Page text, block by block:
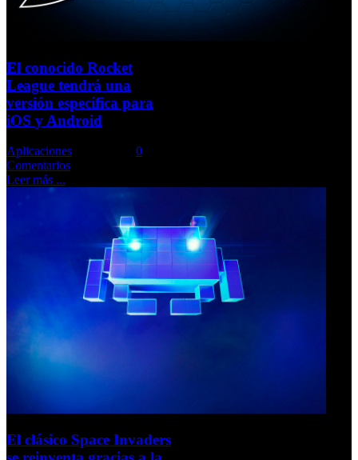
El conocido Rocket
League tendrá una
versión específica para
iOS y Android
Aplicaciones
0
Comentarios
Leer más ...
El clásico Space Invaders